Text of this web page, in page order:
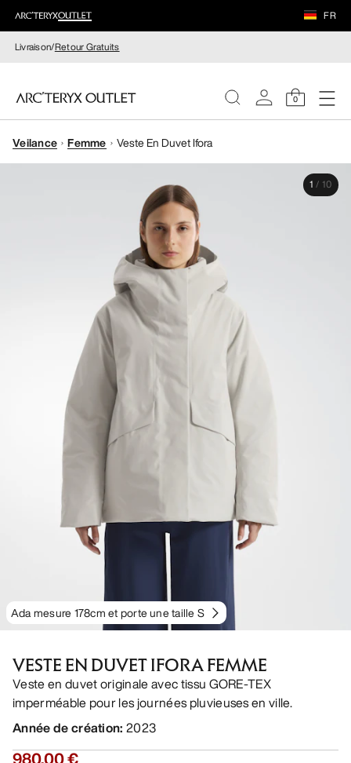
FR
Livraison/Retour Gratuits
0
FEMME
Veilance Femme Veste En Duvet Ifora
Ada mesure 178cm et porte une taille S
1 / 10
VESTE EN DUVET IFORA FEMME
Veste en duvet originale avec tissu GORE-TEX
imperméable pour les journées pluvieuses en ville.
Année de création: 2023